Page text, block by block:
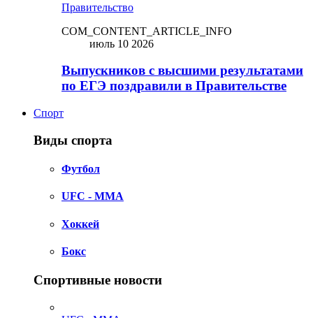
Правительство
COM_CONTENT_ARTICLE_INFO
июль 10 2026
Выпускников с высшими результатами
по ЕГЭ поздравили в Правительстве
Спорт
Виды спорта
Футбол
UFC - MMA
Хоккей
Бокс
Спортивные новости